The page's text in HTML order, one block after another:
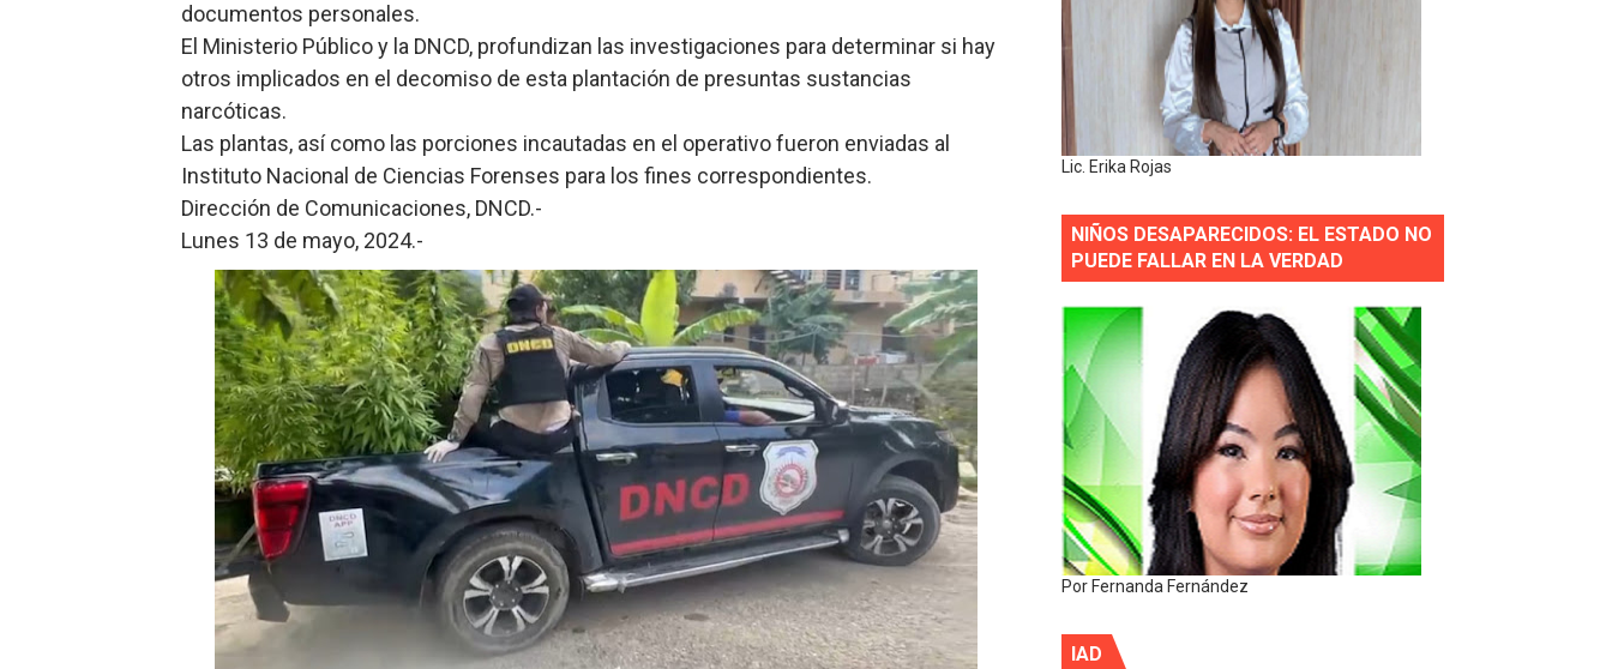
documentos personales.
El Ministerio Público y la DNCD, profundizan las investigaciones para determinar si hay
otros implicados en el decomiso de esta plantación de presuntas sustancias
narcóticas.
Las plantas, así como las porciones incautadas en el operativo fueron enviadas al
Instituto Nacional de Ciencias Forenses para los fines correspondientes.
Dirección de Comunicaciones, DNCD.-
Lunes 13 de mayo, 2024.-
Lic. Erika Rojas
NIÑOS DESAPARECIDOS: EL ESTADO NO
PUEDE FALLAR EN LA VERDAD
Por Fernanda Fernández
IAD